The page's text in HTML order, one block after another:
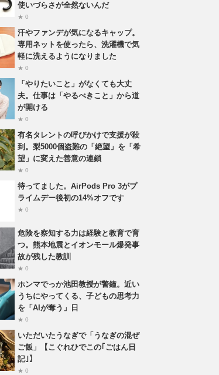
使いづらさが全然ないんだ
★ 0
汗やファンデが気になるキャップ。
専用ネットを使ったら、洗濯機で気
軽に洗えるようになりました
★ 0
「やりたいこと」がなくても大丈
夫。仕事は「やるべきこと」から道
が開ける
★ 0
有名タレントの呼びかけで支援が殺
到。梨5000個盗難の「絶望」を「希
望」に変えた善意の連鎖
★ 0
待ってました。AirPods Pro 3がプ
ライムデー後初の14%オフです
★ 0
危険を察知する力は経験と教育で育
つ。熊本地震とイオンモール爆発事
故が残した教訓
★ 0
ホンマでっか池田教授が警鐘。近い
うちにやってくる、子どもの思考力
を「AIが奪う」日
★ 0
いただいたうなぎで「うなぎの混ぜ
ご飯」【こぐれひでこの｢ごはん日
記｣】
★ 0